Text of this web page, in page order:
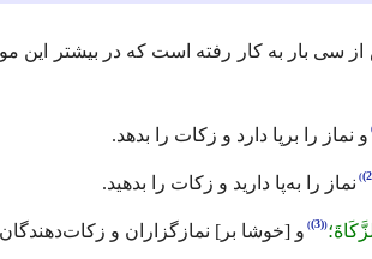
بار به كار رفته است كه در بیشتر این
و نماز را بر‌پا دارد و زكات را بدهد.
نماز را به‌پا دارید و زكات را بدهید.
(3) و [خوشا بر] نمازگزاران و